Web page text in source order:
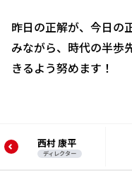
昨日の正解が、今日の
みながら、時代の半歩
きるよう努めます！
西村 康平
ディレクター